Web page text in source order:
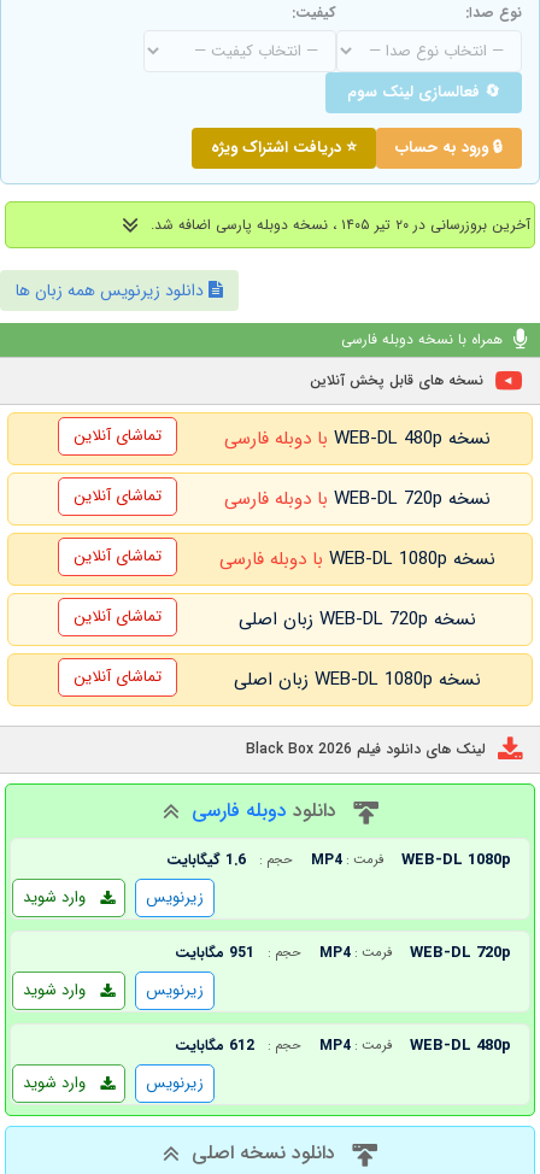
نوع صدا: کیفیت:
🔄 فعالسازی لینک سوم
🔒 ورود به حساب ⭐ دریافت اشتراک ویژه
آخرین بروزرسانی در ۲۰ تیر ۱۴۰۵ ، نسخه دوبله پارسی اضافه شد.
دانلود زیرنویس همه زبان ها
همراه با نسخه دوبله فارسی
نسخه های قابل پخش آنلاین
نسخه WEB-DL 480p با دوبله فارسی تماشای آنلاین
نسخه WEB-DL 720p با دوبله فارسی تماشای آنلاین
نسخه WEB-DL 1080p با دوبله فارسی تماشای آنلاین
نسخه WEB-DL 720p زبان اصلی تماشای آنلاین
نسخه WEB-DL 1080p زبان اصلی تماشای آنلاین
لینک های دانلود فیلم Black Box 2026
دانلود دوبله فارسی
WEB-DL 1080p فرمت : MP4 حجم : 1.6 گیگابایت
وارد شوید زیرنویس
WEB-DL 720p فرمت : MP4 حجم : 951 مگابایت
وارد شوید زیرنویس
WEB-DL 480p فرمت : MP4 حجم : 612 مگابایت
وارد شوید زیرنویس
دانلود نسخه اصلی